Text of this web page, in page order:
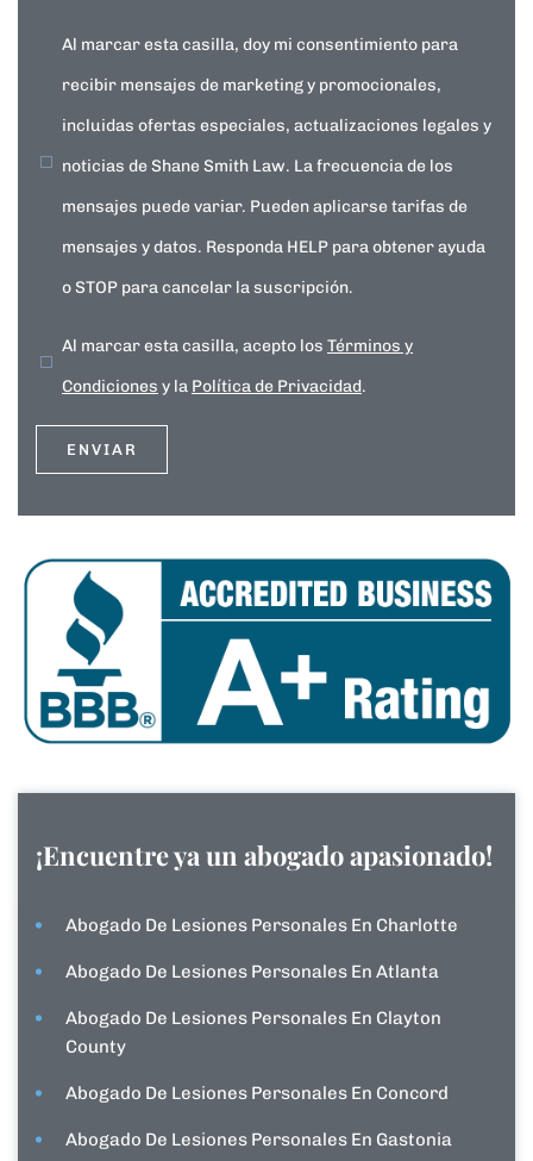
Al marcar esta casilla, doy mi consentimiento para
recibir mensajes de marketing y promocionales,
incluidas ofertas especiales, actualizaciones legales y
noticias de Shane Smith Law. La frecuencia de los
mensajes puede variar. Pueden aplicarse tarifas de
mensajes y datos. Responda HELP para obtener ayuda
o STOP para cancelar la suscripción.
Al marcar esta casilla, acepto los Términos y
Condiciones y la Política de Privacidad.
¡Encuentre ya un abogado apasionado!
Abogado De Lesiones Personales En Charlotte
Abogado De Lesiones Personales En Atlanta
Abogado De Lesiones Personales En Clayton
County
Abogado De Lesiones Personales En Concord
Abogado De Lesiones Personales En Gastonia